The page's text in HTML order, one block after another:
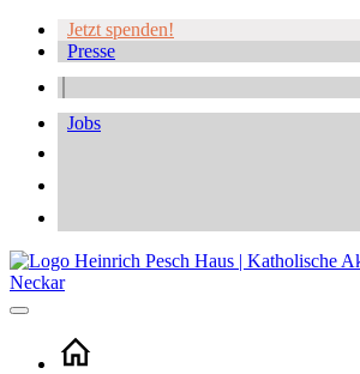
Jetzt spenden!
Presse
Jobs